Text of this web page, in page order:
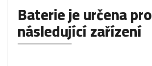
Baterie je určena pro
následující zařízení